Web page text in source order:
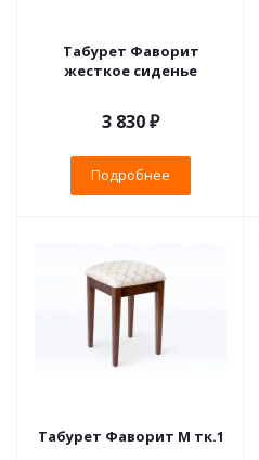
Табурет Фаворит
жесткое сиденье
3 830 ₽
Подробнее
Табурет Фаворит М тк.1